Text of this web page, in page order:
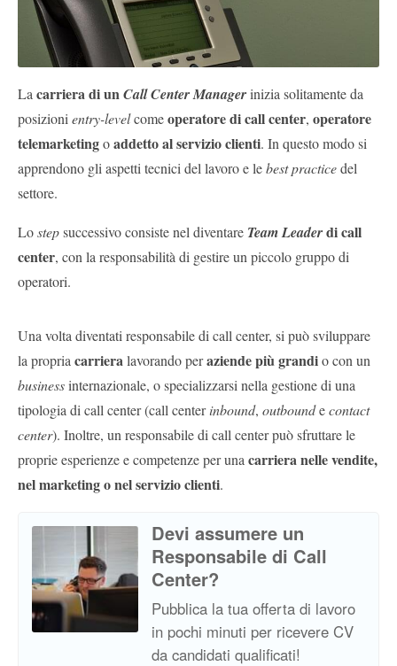
La carriera di unCall Center Managerinizia solitamente da
posizioni entry-levelcomeoperatore di call center, operatore
telemarketingoaddetto al servizio clienti. In questo modo si
apprendono gli aspetti tecnici del lavoro e lebest practicedel
settore.
Lostepsuccessivo consiste nel diventare Team Leaderdi call
center, con la responsabilità di gestire un piccolo gruppo di
operatori.
Una volta diventati responsabile di call center, si può sviluppare
la propria carrieralavorando peraziende più grandio con un
businessinternazionale, o specializzarsi nella gestione di una
tipologia di call center (call centerinbound, outboundecontact
center). Inoltre, un responsabile di call center può sfruttare le
proprie esperienze e competenze per una carriera nelle vendite,
nel marketing o nel servizio clienti.
Devi assumere un
Responsabile di Call
Center?
Pubblica la tua offerta di lavoro
in pochi minuti per ricevere CV
da candidati qualificati!